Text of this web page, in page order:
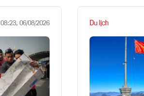
08:23, 06/08/2026 Du lịch